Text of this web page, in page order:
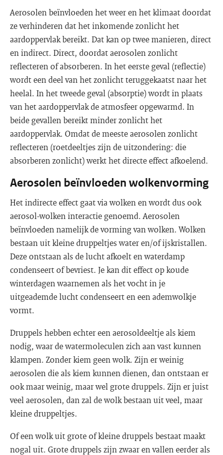
Aerosolen beïnvloeden het weer en het klimaat doordat
ze verhinderen dat het inkomende zonlicht het
aardoppervlak bereikt. Dat kan op twee manieren, direct
en indirect. Direct, doordat aerosolen zonlicht
reflecteren of absorberen. In het eerste geval (reflectie)
wordt een deel van het zonlicht teruggekaatst naar het
heelal. In het tweede geval (absorptie) wordt in plaats
van het aardoppervlak de atmosfeer opgewarmd. In
beide gevallen bereikt minder zonlicht het
aardoppervlak. Omdat de meeste aerosolen zonlicht
reflecteren (roetdeeltjes zijn de uitzondering: die
absorberen zonlicht) werkt het directe effect afkoelend.
Aerosolen beïnvloeden wolkenvorming
Het indirecte effect gaat via wolken en wordt dus ook
aerosol-wolken interactie genoemd. Aerosolen
beïnvloeden namelijk de vorming van wolken. Wolken
bestaan uit kleine druppeltjes water en/of ijskristallen.
Deze ontstaan als de lucht afkoelt en waterdamp
condenseert of bevriest. Je kan dit effect op koude
winterdagen waarnemen als het vocht in je
uitgeademde lucht condenseert en een ademwolkje
vormt.
Druppels hebben echter een aerosoldeeltje als kiem
nodig, waar de watermoleculen zich aan vast kunnen
klampen. Zonder kiem geen wolk. Zijn er weinig
aerosolen die als kiem kunnen dienen, dan ontstaan er
ook maar weinig, maar wel grote druppels. Zijn er juist
veel aerosolen, dan zal de wolk bestaan uit veel, maar
kleine druppeltjes.
Of een wolk uit grote of kleine druppels bestaat maakt
nogal uit. Grote druppels zijn zwaar en vallen eerder als